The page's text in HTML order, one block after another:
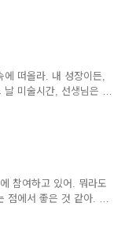
을 스스로 드러내기 때
건 참 자연스러운..
에 떠올라. 내 성장이든,
날 미술시간, 선생님은 자
을 그리기 시작하는데,
속 까만 칠만 계속해. 일
은 의사가 동원되지만,
참여하고 있어. 뭐라도
점에서 좋은 것 같아. 이
을 썼는데, 나름 좋은 반